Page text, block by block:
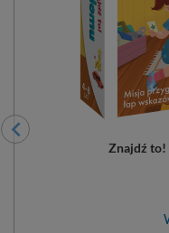
Znajdź to!